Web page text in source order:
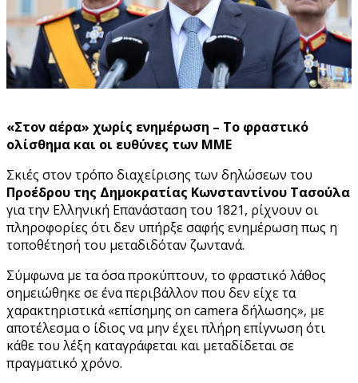
«Στον αέρα» χωρίς ενημέρωση – Το φραστικό
ολίσθημα και οι ευθύνες των ΜΜΕ
Σκιές στον τρόπο διαχείρισης των δηλώσεων του
Προέδρου της Δημοκρατίας Κωνσταντίνου Τασούλα
για την Ελληνική Επανάσταση του 1821, ρίχνουν οι
πληροφορίες ότι δεν υπήρξε σαφής ενημέρωση πως η
τοποθέτησή του μεταδιδόταν ζωντανά.
Σύμφωνα με τα όσα προκύπτουν, το φραστικό λάθος
σημειώθηκε σε ένα περιβάλλον που δεν είχε τα
χαρακτηριστικά «επίσημης on camera δήλωσης», με
αποτέλεσμα ο ίδιος να μην έχει πλήρη επίγνωση ότι
κάθε του λέξη καταγράφεται και μεταδίδεται σε
πραγματικό χρόνο.